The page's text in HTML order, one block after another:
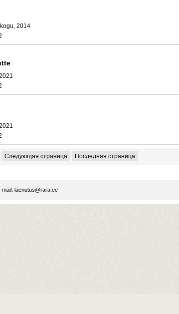
2014
Следующая страница Последняя страница
mail: laenutus@rara.ee